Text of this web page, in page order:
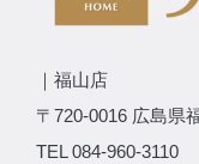
｜福山店
〒720-0016 広島県
TEL 084-960-3110